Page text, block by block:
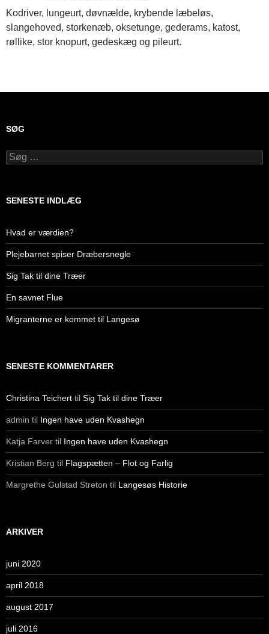
Kodriver, lungeurt, døvnælde, krybende læbeløs,
slangehoved, storkenæb, oksetunge, gederams, katost,
røllike, stor knopurt, gedeskæg og pileurt.
SØG
Søg
efter:
SENESTE INDLÆG
Hvad er værdien?
Plejebarnet spiser Dræbersnegle
Sig Tak til dine Træer
En savnet Flue
Migranterne er kommet til Langesø
SENESTE KOMMENTARER
Christina Teichert til Sig Tak til dine Træer
admin til Ingen have uden Kvashegn
Katja Farver til Ingen have uden Kvashegn
Kristian Berg til Flagspætten – Flot og Farlig
Margrethe Gulstad Streton til Langesøs Historie
ARKIVER
juni 2020
april 2018
august 2017
juli 2016